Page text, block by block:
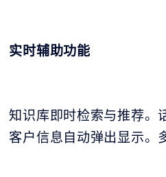
实时辅助功能
知识库即时检索与推荐。
客户信息自动弹出显示。